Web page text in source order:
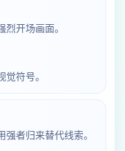
开场画面。
符号。
者归来替代线索。